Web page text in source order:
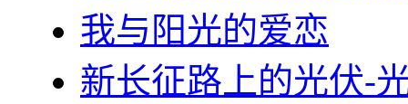
我与阳光的爱恋
新长征路上的光伏-